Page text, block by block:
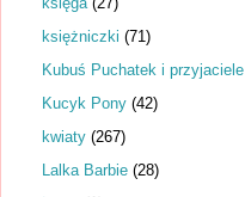
księżniczki (71)
Kubuś Puchatek i przyjaciele
Kucyk Pony (42)
kwiaty (267)
Lalka Barbie (28)